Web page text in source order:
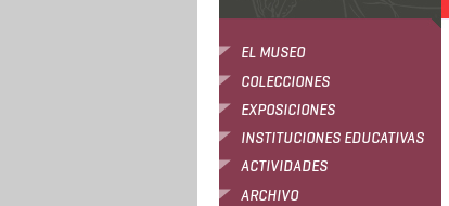
EL MUSEO
COLECCIONES
EXPOSICIONES
INSTITUCIONES EDUCATIVAS
ACTIVIDADES
ARCHIVO